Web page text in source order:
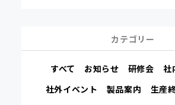
カテゴリー
すべて お知らせ 研修会
社
社外イベント
製品案内 生産